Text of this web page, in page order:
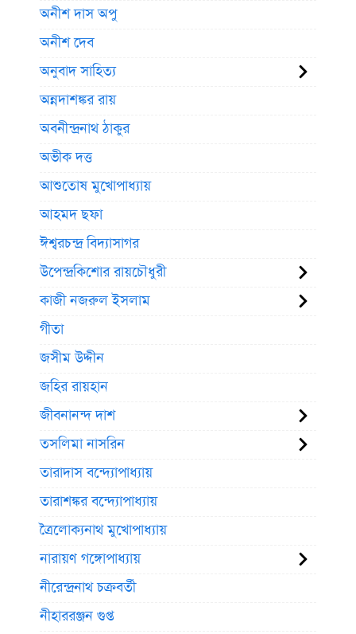
অনীশ দাস অপু
অনীশ দেব
অনুবাদ সাহিত্য
অন্নদাশঙ্কর রায়
অবনীন্দ্রনাথ ঠাকুর
অভীক দত্ত
আশুতোষ মুখোপাধ্যায়
আহমদ ছফা
ঈশ্বরচন্দ্র বিদ্যাসাগর
উপেন্দ্রকিশোর রায়চৌধুরী
কাজী নজরুল ইসলাম
গীতা
জসীম উদ্দীন
জহির রায়হান
জীবনানন্দ দাশ
তসলিমা নাসরিন
তারাদাস বন্দ্যোপাধ্যায়
তারাশঙ্কর বন্দ্যোপাধ্যায়
ত্রৈলোক্যনাথ মুখোপাধ্যায়
নারায়ণ গঙ্গোপাধ্যায়
নীরেন্দ্রনাথ চক্রবর্তী
নীহাররঞ্জন গুপ্ত